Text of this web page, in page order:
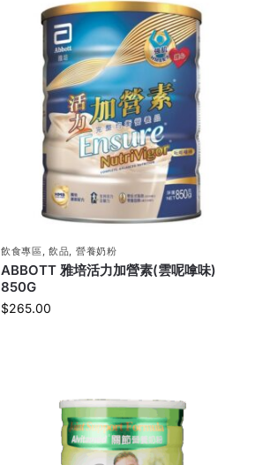
飲食專區,飲品, 營養奶粉
ABBOTT 雅培活力加營素(雲呢嗱味)
850G
$265.00